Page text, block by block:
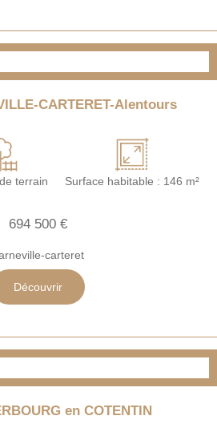
CARTERET-Alentours
terrain Surface habitable : 146 m²
694 500 €
carteret
Découvrir
en COTENTIN